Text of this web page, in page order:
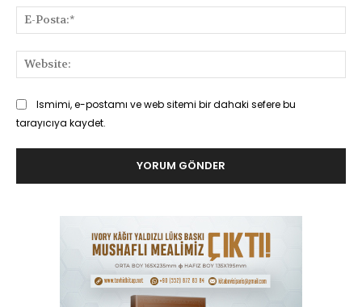
Ismimi, e-postamı ve web sitemi bir dahaki sefere bu
tarayıcıya kaydet.